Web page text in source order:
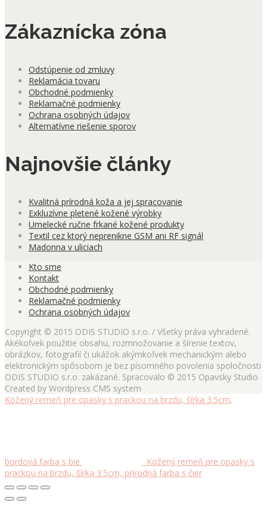
Zákaznícka zóna
Odstúpenie od zmluvy
Reklamácia tovaru
Obchodné podmienky
Reklamačné podmienky
Ochrana osobných údajov
Alternatívne riešenie sporov
Najnovšie články
Kvalitná prírodná koža a jej spracovanie
Exkluzívne pletené kožené výrobky
Umelecké ručne frkané kožené produkty
Textil cez ktorý neprenikne GSM ani RF signál
Madonna v uliciach
Kto sme
Kontakt
Obchodné podmienky
Reklamačné podmienky
Ochrana osobných údajov
Copyright © 2015 ODIS STUDIO s.r.o. / Všetky práva vyhradené.
Akékoľvek použitie obsahu, rozmnožovanie a šírenie textov,
obrázkov, fotografií či ukážok akýmkoľvek mechanickým alebo
elektronickým spôsobom je bez písomného povolenia spoločnosti
ODIS STUDIO s.r.o. zakázané. Spracovalo © 2015 Opavsky Studio
Created by Wordpress CMS system
Kožený remeň pre opasky s prackou na brzdu, šírka 3.5cm,
bordová farba s bie
Kožený remeň pre opasky s
prackou na brzdu, šírka 3.5cm, prírodná farba s čier